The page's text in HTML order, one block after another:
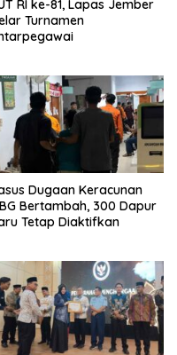
RI ke-81, Lapas Jember
Turnamen
Dugaan Keracunan
Bertambah, 300 Dapur
Tetap Diaktifkan